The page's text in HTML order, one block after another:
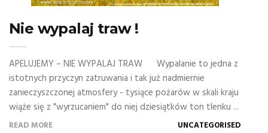
Nie wypalaj traw !
APELUJEMY – NIE WYPALAJ TRAW Wypalanie to jedna z
istotnych przyczyn zatruwania i tak już nadmiernie
zanieczyszczonej atmosfery - tysiące pożarów w skali kraju
wiąże się z "wyrzucaniem" do niej dziesiątków ton tlenku ...
READ MORE UNCATEGORISED